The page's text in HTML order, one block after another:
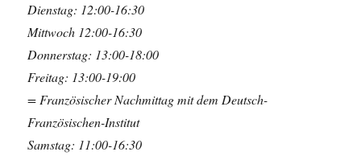
Dienstag: 12:00-16:30
Mittwoch 12:00-16:30
Donnerstag: 13:00-18:00
Freitag: 13:00-19:00
= Französischer Nachmittag mit dem Deutsch-
Französischen-Institut
Samstag: 11:00-16:30